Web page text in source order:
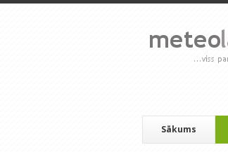
Sākums